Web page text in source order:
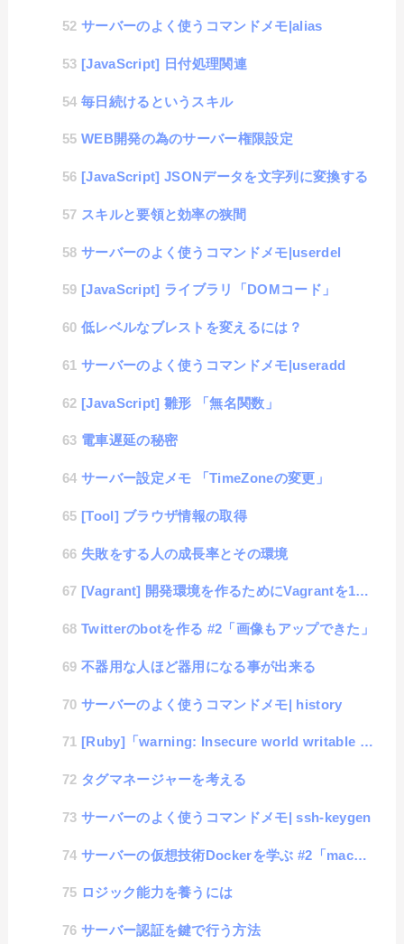
サーバーのよく使うコマンドメモ|alias
[JavaScript] 日付処理関連
毎日続けるというスキル
WEB開発の為のサーバー権限設定
[JavaScript] JSONデータを文字列に変換する
スキルと要領と効率の狭間
サーバーのよく使うコマンドメモ|userdel
[JavaScript] ライブラリ「DOMコード」
低レベルなブレストを変えるには？
サーバーのよく使うコマンドメモ|useradd
[JavaScript] 雛形 「無名関数」
電車遅延の秘密
サーバー設定メモ 「TimeZoneの変更」
[Tool] ブラウザ情報の取得
失敗をする人の成長率とその環境
[Vagrant] 開発環境を作るためにVagrantを15分で覚えてみる
Twitterのbotを作る #2「画像もアップできた」
不器用な人ほど器用になる事が出来る
サーバーのよく使うコマンドメモ| history
[Ruby]「warning: Insecure world writable dir」の対応
タグマネージャーを考える
サーバーのよく使うコマンドメモ| ssh-keygen
サーバーの仮想技術Dockerを学ぶ #2「macにubuntuをセット」
ロジック能力を養うには
サーバー認証を鍵で行う方法